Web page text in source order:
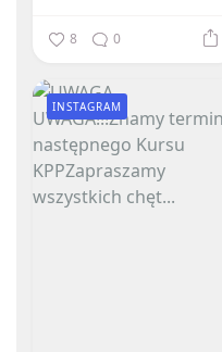
8 0
INSTAGRAM